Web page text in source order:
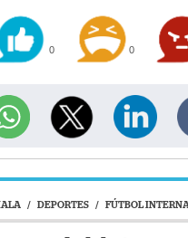
0 0
/ DEPORTES / FÚTBOL